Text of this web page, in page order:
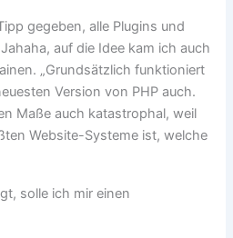
gegeben, alle Plugins und
auf die Idee kam ich auch
„Grundsätzlich funktioniert
Version von PHP auch.
Maße auch katastrophal, weil
Website-Systeme ist, welche
solle ich mir einen